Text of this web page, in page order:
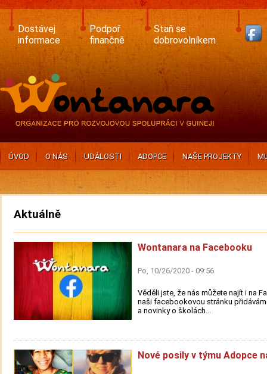
Skip
main
content
Dostávej
informace
Podpoř
finančně
Staň se
dobrovolníkem
ÚVOD O NÁS UDÁLOSTI ADOPCE NAŠE PROJEKTY
Aktuálně
Wontanara na Facebooku
Po, 10/26/2020 - 09:56
Věděli jste, že nás můžete najít i na
naši facebookovou stránku
a novinky o školách...
Nové posily v týmu Adopce